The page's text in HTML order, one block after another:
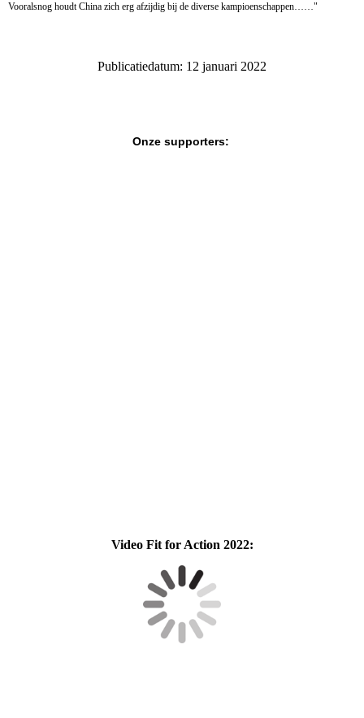
Vooralsnog houdt China zich erg afzijdig bij de diverse kampioenschappen……"
Publicatiedatum: 12 januari 2022
Onze supporters:
Video Fit for Action 2022: